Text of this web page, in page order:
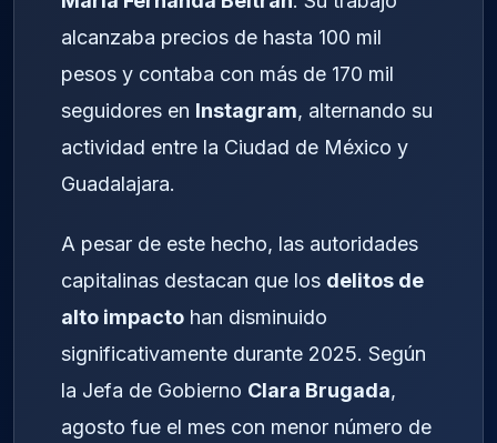
alcanzaba precios de hasta 100 mil
pesos y contaba con más de 170 mil
seguidores en Instagram, alternando su
actividad entre la Ciudad de México y
Guadalajara.
A pesar de este hecho, las autoridades
capitalinas destacan que los delitos de
alto impacto han disminuido
significativamente durante 2025. Según
la Jefa de Gobierno Clara Brugada,
agosto fue el mes con menor número de